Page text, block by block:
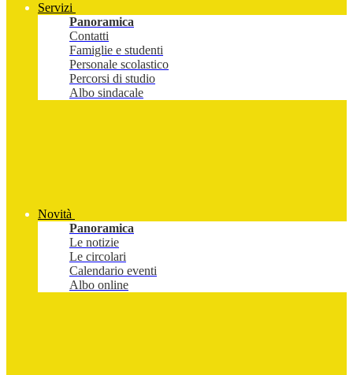
Servizi
Panoramica
Contatti
Famiglie e studenti
Personale scolastico
Percorsi di studio
Albo sindacale
Novità
Panoramica
Le notizie
Le circolari
Calendario eventi
Albo online